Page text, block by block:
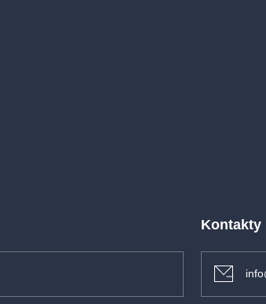
včetně přestávky
Kontakty